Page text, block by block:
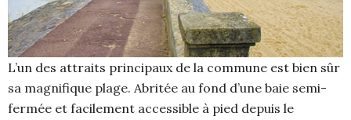
L’un des attraits principaux de la commune est bien sûr
sa magnifique plage. Abritée au fond d’une baie semi-
fermée et facilement accessible à pied depuis le